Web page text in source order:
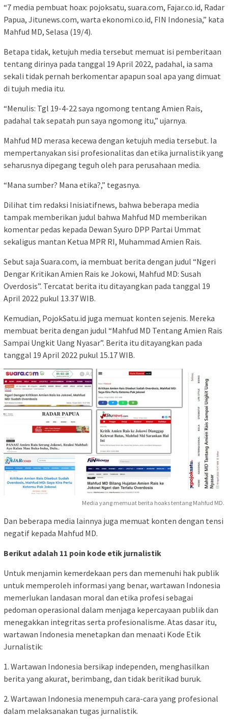
“7 media pembuat hoax: pojoksatu, suara.com, Fajar.co.id, Radar
Papua, Jitunews.com, warta ekonomi.co.id, FIN Indonesia,” kata
Mahfud MD, Selasa (19/4).
Betapa tidak, ketujuh media tersebut memuat isi pemberitaan
tentang dirinya pada tanggal 19 April 2022, padahal, ia sama
sekali tidak pernah berkomentar apapun soal apa yang dimuat
di tujuh media itu.
“Menulis: Tgl 19-4-22 saya ngomong tentang Amien Rais,
padahal tak sepatah pun saya ngomong itu,” ujarnya.
Mahfud MD merasa kecewa dengan ketujuh media tersebut. Ia
mempertanyakan sisi profesionalitas dan etika jurnalistik yang
seharusnya dipegang teguh oleh para perusahaan media.
“Mana sumber? Mana etika?,” tegasnya.
Dilihat tim redaksi Inisiatifnews, bahwa beberapa media
tampak memberikan judul bahwa Mahfud MD memberikan
komentar pedas kepada Dewan Syuro DPP Partai Ummat
sekaligus mantan Ketua MPR RI, Muhammad Amien Rais.
Sebut saja Suara.com, ia membuat berita dengan judul “Ngeri
Dengar Kritikan Amien Rais ke Jokowi, Mahfud MD: Susah
Overdosis”. Tercatat berita itu ditayangkan pada tanggal 19
April 2022 pukul 13.37 WIB.
Kemudian, PojokSatu.id juga memuat konten sejenis. Mereka
membuat berita dengan judul “Mahfud MD Tentang Amien Rais
Sampai Ungkit Uang Nyasar”. Berita itu ditayangkan pada
tanggal 19 April 2022 pukul 15.17 WIB.
Media yang memuat berita hoaks tentang Mahfud MD.
Dan beberapa media lainnya juga memuat konten dengan tensi
negatif kepada Mahfud MD.
Berikut adalah 11 poin kode etik jurnalistik
Untuk menjamin kemerdekaan pers dan memenuhi hak publik
untuk memperoleh informasi yang benar, wartawan Indonesia
memerlukan landasan moral dan etika profesi sebagai
pedoman operasional dalam menjaga kepercayaan publik dan
menegakkan integritas serta profesionalisme. Atas dasar itu,
wartawan Indonesia menetapkan dan menaati Kode Etik
Jurnalistik:
1. Wartawan Indonesia bersikap independen, menghasilkan
berita yang akurat, berimbang, dan tidak beritikad buruk.
2. Wartawan Indonesia menempuh cara-cara yang profesional
dalam melaksanakan tugas jurnalistik.